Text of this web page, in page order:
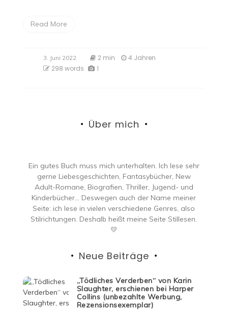
Read More
3. Juni 2022 2 min
4 Jahren
298 words
1
Über mich
Ein gutes Buch muss mich unterhalten. Ich lese sehr
gerne Liebesgeschichten, Fantasybücher, New
Adult-Romane, Biografien, Thriller, Jugend- und
Kinderbücher… Deswegen auch der Name meiner
Seite: ich lese in vielen verschiedene Genres, also
Stilrichtungen. Deshalb heißt meine Seite Stillesen.
💛
Neue Beiträge
„Tödliches Verderben“ von Karin
Slaughter, erschienen bei Harper
Collins (unbezahlte Werbung,
Rezensionsexemplar)